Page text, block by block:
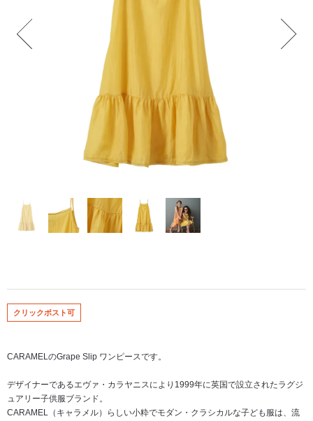
クリックポスト可
CARAMELのGrape Slip ワンピースです。
デザイナーであるエヴァ・カラヤニスにより1999年に英国で設立されたラグジ
ュアリー子供服ブランド。
CARAMEL（キャラメル）らしい小粋でモダン・クラシカルな子ども服は、流